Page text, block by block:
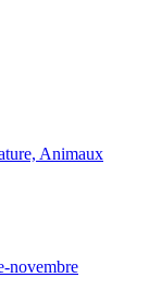
Animaux
novembre